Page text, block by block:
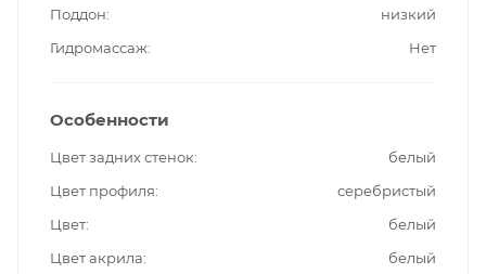
Поддон
низкий
Гидромассаж
Нет
Особенности
Цвет задних стенок
белый
Цвет профиля
серебристый
Цвет
белый
Цвет акрила
белый